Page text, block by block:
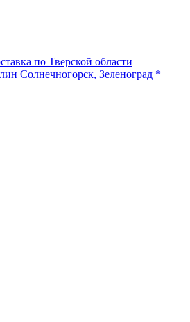
по Тверской области
Солнечногорск, Зеленоград *